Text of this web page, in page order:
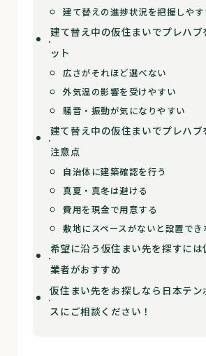
建て替えの進捗状況を把握しやす
建て替え中の仮住まいでプレハブ
ット
広さがそれほど選べない
外気温の影響を受けやすい
騒音・振動が気になりやすい
建て替え中の仮住まいでプレハブ
注意点
自治体に建築確認を行う
真夏・真冬は避ける
費用を現金で用意する
敷地にスペースがないと設置でき
希望に沿う仮住まい先を探すには
業者がおすすめ
仮住まい先をお探しなら日本テン
スにご相談ください！